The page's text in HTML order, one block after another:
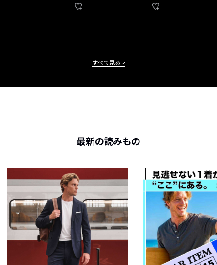
すべて見る
最新の読みもの